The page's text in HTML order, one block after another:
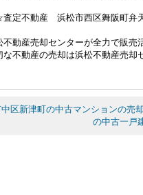
定不動産 浜松市西区舞阪町弁
不動産売却センターが全力で販売
な不動産の売却は浜松不動産売却
区新津町の中古マンションの売
の中古一戸